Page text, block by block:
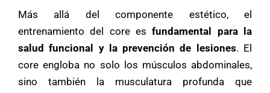
Más allá del componente estético, el
entrenamiento del core esfundamental para la
salud funcional y la prevención de lesiones. El
core engloba no solo los músculos abdominales,
sino también la musculatura profunda que